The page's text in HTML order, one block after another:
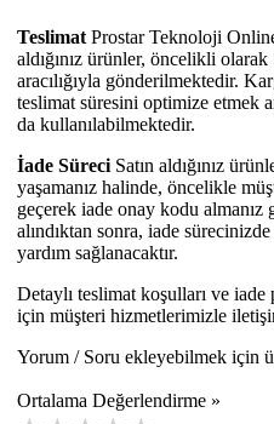
Teslimat Prostar Teknoloji
aldığınız ürünler, öncelikli
aracılığıyla gönderilmektedir.
teslimat süresini optimize etmek
da kullanılabilmektedir.
İade Süreci Satın aldığınız
yaşamanız halinde, öncelikle
geçerek iade onay kodu
alındıktan sonra, iade
yardım sağlanacaktır.
Detaylı teslimat koşulları ve
için müşteri hizmetlerimizle
Yorum / Soru ekleyebilmek için
Ortalama Değerlendirme »